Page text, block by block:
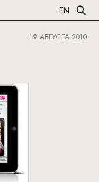
EN
19 АВГУСТА 2010